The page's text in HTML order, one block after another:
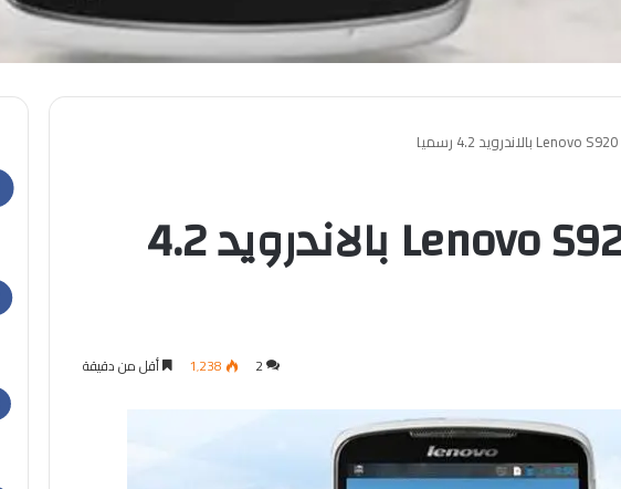
صدور هاتف Lenovo S920 بالاندرويد 4.2
2 1٬238 أقل من دقيقة